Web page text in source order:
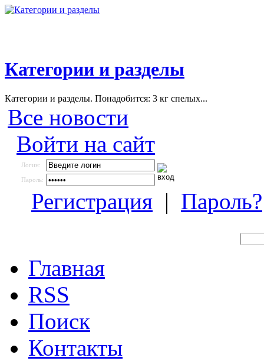
Категории и разделы
Категории и разделы. Понадобится: 3 кг спелых...
Все новости
Войти на сайт
Логин:
Пароль:
Регистрация | Пароль?
Главная
RSS
Поиск
Контакты